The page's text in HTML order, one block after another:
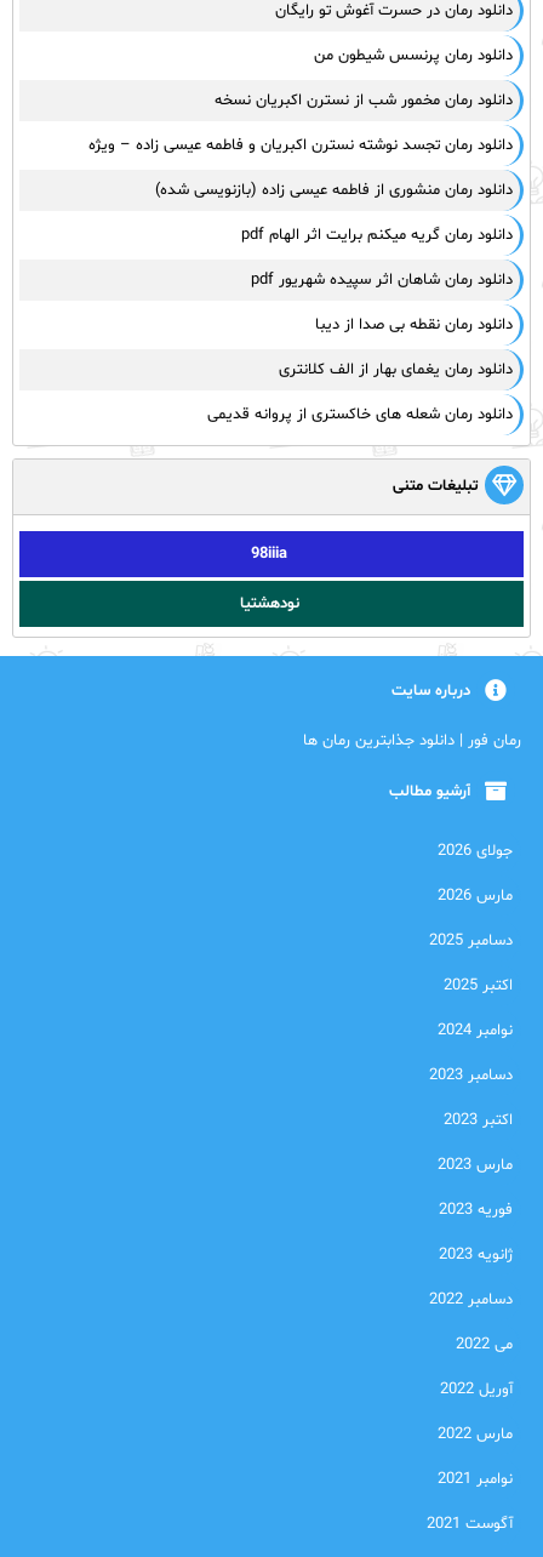
دانلود رمان در حسرت آغوش تو رایگان
دانلود رمان پرنسس شیطون من
دانلود رمان مخمور شب از نسترن اکبریان نسخه
دانلود رمان تجسد نوشته نسترن اکبریان و فاطمه عیسی زاده – ویژه
دانلود رمان منشوری از فاطمه عیسی زاده (بازنویسی شده)
دانلود رمان گریه میکنم برایت اثر الهام pdf
دانلود رمان شاهان اثر سپیده شهریور pdf
دانلود رمان نقطه بی صدا از دیبا
دانلود رمان یغمای بهار از الف کلانتری
دانلود رمان شعله های خاکستری از پروانه قدیمی
تبلیغات متنی
98iiia
نودهشتیا
درباره سایت
رمان فور | دانلود جذابترین رمان ها
آرشیو مطالب
جولای 2026
مارس 2026
دسامبر 2025
اکتبر 2025
نوامبر 2024
دسامبر 2023
اکتبر 2023
مارس 2023
فوریه 2023
ژانویه 2023
دسامبر 2022
می 2022
آوریل 2022
مارس 2022
نوامبر 2021
آگوست 2021